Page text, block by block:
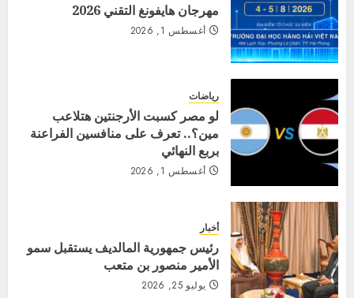
مهرجان هايفونغ التقني 2026
أغسطس 1, 2026
رياضات
لو مصر كسبت الأرجنتين هتلاعب
مين؟.. تعرف على منافسين الفراعنة
بربع النهائي
أغسطس 1, 2026
أخبار
رئيس جمهورية المالديف يستقبل سمو
الأمير منصور بن متعب
يوليو 25, 2026